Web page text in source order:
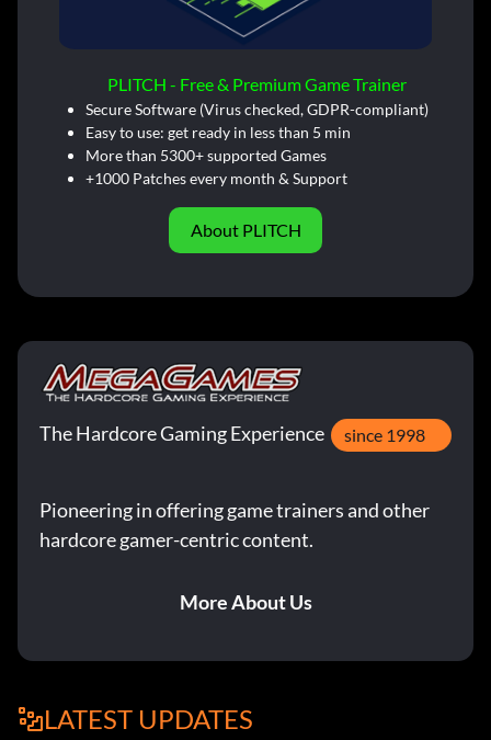
PLITCH - Free & Premium Game Trainer
Secure Software (Virus checked, GDPR-compliant)
Easy to use: get ready in less than 5 min
More than 5300+ supported Games
+1000 Patches every month & Support
About PLITCH
The Hardcore Gaming Experience since 1998
Pioneering in offering game trainers and other
hardcore gamer-centric content.
More About Us
LATEST UPDATES